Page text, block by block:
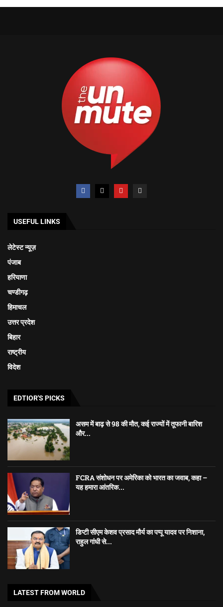
USEFUL LINKS
लेटेस्ट न्यूज़
पंजाब
हरियाणा
चण्डीगढ़
हिमाचल
उत्तर प्रदेश
बिहार
राष्ट्रीय
विदेश
EDTIOR'S PICKS
असम में बाढ़ से 98 की मौत, कई राज्यों में तूफानी बारिश
और...
FCRA संशोधन पर अमेरिका को भारत का जवाब, कहा –
यह हमारा आंतरिक...
डिप्टी सीएम केशव प्रसाद मौर्य का पप्पू यादव पर निशाना,
राहुल गांधी से...
LATEST FROM WORLD